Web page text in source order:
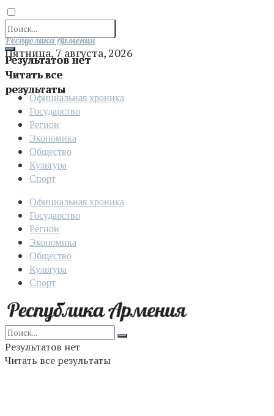
Результатов нет
Читать все
результаты
Отправить
Республика Армения
Пятница, 7 августа, 2026
Официальная хроника
Государство
Регион
Экономика
Общество
Культура
Спорт
Официальная хроника
Государство
Регион
Экономика
Общество
Культура
Спорт
Результатов нет
Читать все результаты